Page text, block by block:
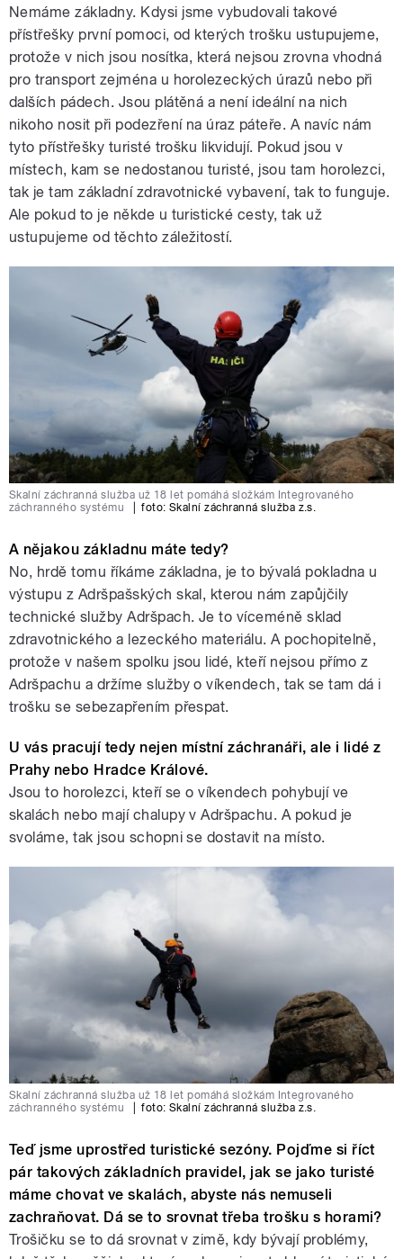
Nemáme základny. Kdysi jsme vybudovali takové
přístřešky první pomoci, od kterých trošku ustupujeme,
protože v nich jsou nosítka, která nejsou zrovna vhodná
pro transport zejména u horolezeckých úrazů nebo při
dalších pádech. Jsou plátěná a není ideální na nich
nikoho nosit při podezření na úraz páteře. A navíc nám
tyto přístřešky turisté trošku likvidují. Pokud jsou v
místech, kam se nedostanou turisté, jsou tam horolezci,
tak je tam základní zdravotnické vybavení, tak to funguje.
Ale pokud to je někde u turistické cesty, tak už
ustupujeme od těchto záležitostí.
Skalní záchranná služba už 18 let pomáhá složkám Integrovaného
záchranného systému
foto: Skalní záchranná služba z.s.
A nějakou základnu máte tedy?
No, hrdě tomu říkáme základna, je to bývalá pokladna u
výstupu z Adršpašských skal, kterou nám zapůjčily
technické služby Adršpach. Je to víceméně sklad
zdravotnického a lezeckého materiálu. A pochopitelně,
protože v našem spolku jsou lidé, kteří nejsou přímo z
Adršpachu a držíme služby o víkendech, tak se tam dá i
trošku se sebezapřením přespat.
U vás pracují tedy nejen místní záchranáři, ale i lidé z
Prahy nebo Hradce Králové.
Jsou to horolezci, kteří se o víkendech pohybují ve
skalách nebo mají chalupy v Adršpachu. A pokud je
svoláme, tak jsou schopni se dostavit na místo.
Skalní záchranná služba už 18 let pomáhá složkám Integrovaného
záchranného systému
foto: Skalní záchranná služba z.s.
Teď jsme uprostřed turistické sezóny. Pojďme si říct
pár takových základních pravidel, jak se jako turisté
máme chovat ve skalách, abyste nás nemuseli
zachraňovat. Dá se to srovnat třeba trošku s horami?
Trošičku se to dá srovnat v zimě, kdy bývají problémy,